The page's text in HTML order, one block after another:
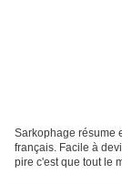
Sarkophage résume
français. Facile à
pire c'est que tout le